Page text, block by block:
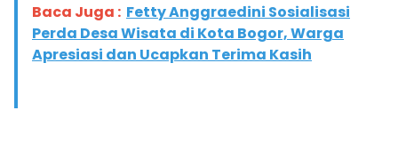
Baca Juga : Fetty Anggraedini Sosialisasi
Perda Desa Wisata di Kota Bogor, Warga
Apresiasi dan Ucapkan Terima Kasih